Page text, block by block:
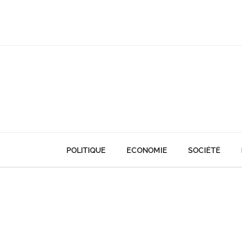
POLITIQUE ECONOMIE SOCIÉTÉ